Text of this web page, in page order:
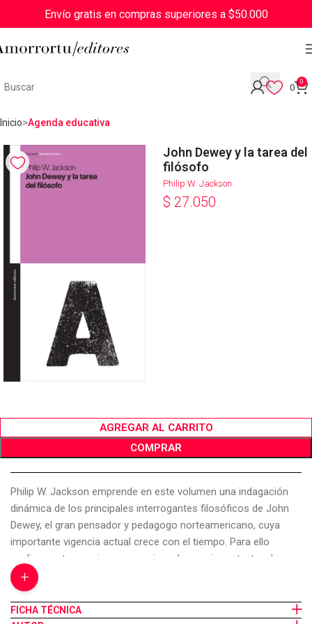
Envío gratis en compras superiores a $50.000
0
0
Inicio Agenda educativa
John Dewey y la tarea del
filósofo
Philip W. Jackson
$ 27.050
AGREGAR AL CARRITO
COMPRAR
Philip W. Jackson emprende en este volumen una indagación
dinámica de los principales interrogantes filosóficos de John
Dewey, el gran pensador y pedagogo norteamericano, cuya
importante vigencia actual crece con el tiempo. Para ello
analiza cuatro versiones sucesivas de un mismo texto, el
capítulo introductorio de Experience and Nature, de 1925. En
distintas ediciones de esta obra, Dewey realizó tantos cambios
-algunos de los cuales no llegaron a ver la estampa-, que
+
FICHA TÉCNICA